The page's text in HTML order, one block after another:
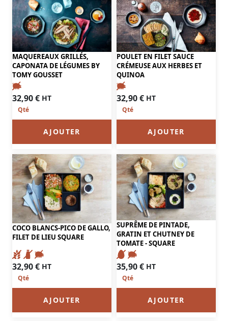
MAQUEREAUX GRILLÉS,
CAPONATA DE LÉGUMES BY
TOMY GOUSSET
32,90€ HT
AJOUTER
POULET EN FILET SAUCE
CRÉMEUSE AUX HERBES ET
QUINOA
32,90€ HT
AJOUTER
COCO BLANCS-PICO DE GALLO,
FILET DE LIEU SQUARE
32,90€ HT
AJOUTER
SUPRÊME DE PINTADE,
GRATIN ET CHUTNEY DE
TOMATE - SQUARE
35,90€ HT
AJOUTER